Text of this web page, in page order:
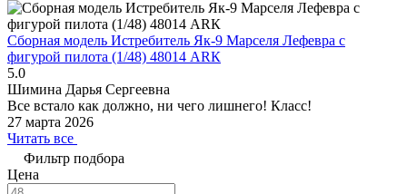
Сборная модель Истребитель Як-9 Марселя Лефевра с
фигурой пилота (1/48) 48014 АRК
5.0
Шимина Дарья Сергеевна
Все встало как должно, ни чего лишнего! Класс!
27 марта 2026
Читать все
Фильтр подбора
Цена